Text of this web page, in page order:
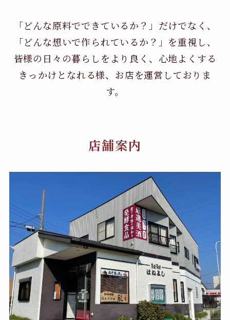
「どんな原料でできているか？」だけでなく、
「どんな想いで作られているか？」を重視し、
皆様の日々の暮らしをより良く、心地よくする
きっかけとなれる様、お店を運営しておりま
す。
店舗案内